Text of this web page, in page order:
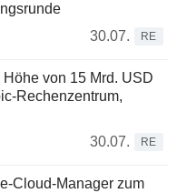
30.07.
RE
von 15 Mrd. USD
Rechenzentrum,
30.07.
RE
Cloud-Manager zum